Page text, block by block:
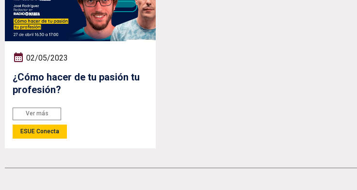
02/05/2023
¿Cómo hacer de tu pasión tu
profesión?
Ver más
ESUE Conecta